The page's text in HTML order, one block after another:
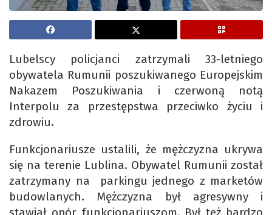
Lubelscy policjanci zatrzymali 33-letniego
obywatela Rumunii poszukiwanego Europejskim
Nakazem Poszukiwania i czerwoną notą
Interpolu za przestępstwa przeciwko życiu i
zdrowiu.
Funkcjonariusze ustalili, że mężczyzna ukrywa
się na terenie Lublina. Obywatel Rumunii został
zatrzymany na parkingu jednego z marketów
budowlanych. Mężczyzna był agresywny i